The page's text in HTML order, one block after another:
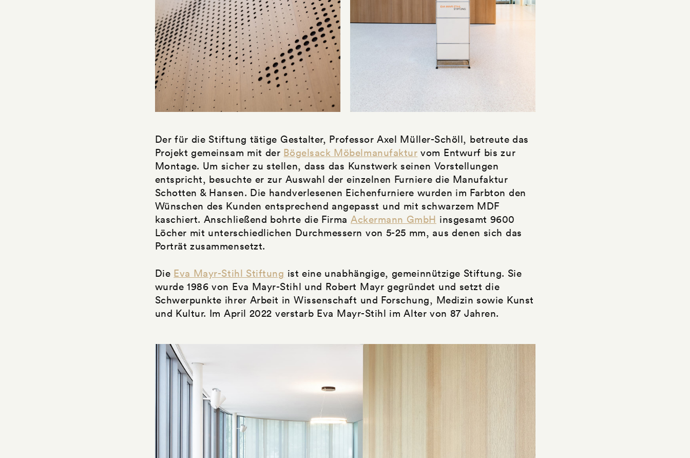
Der für die Stiftung tätige Gestalter, Professor Axel Müller-Schöll, betreute das
Projekt gemeinsam mit der Bögelsack Möbelmanufaktur vom Entwurf bis zur
Montage. Um sicher zu stellen, dass das Kunstwerk seinen Vorstellungen
entspricht, besuchte er zur Auswahl der einzelnen Furniere die Manufaktur
Schotten & Hansen. Die handverlesenen Eichenfurniere wurden im Farbton den
Wünschen des Kunden entsprechend angepasst und mit schwarzem MDF
kaschiert. Anschließend bohrte die Firma Ackermann GmbH insgesamt 9600
Löcher mit unterschiedlichen Durchmessern von 5-25 mm, aus denen sich das
Porträt zusammensetzt.
Die Eva Mayr-Stihl Stiftung ist eine unabhängige, gemeinnützige Stiftung. Sie
wurde 1986 von Eva Mayr-Stihl und Robert Mayr gegründet und setzt die
Schwerpunkte ihrer Arbeit in Wissenschaft und Forschung, Medizin sowie Kunst
und Kultur. Im April 2022 verstarb Eva Mayr-Stihl im Alter von 87 Jahren.